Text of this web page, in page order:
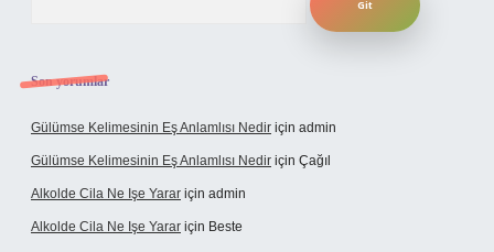
Son yorumlar
Gülümse Kelimesinin Eş Anlamlısı Nedir için admin
Gülümse Kelimesinin Eş Anlamlısı Nedir için Çağıl
Alkolde Cila Ne Işe Yarar için admin
Alkolde Cila Ne Işe Yarar için Beste